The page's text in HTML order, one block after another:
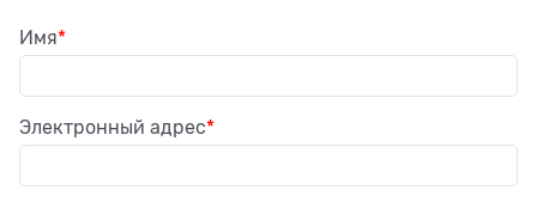
Имя
Электронный адрес